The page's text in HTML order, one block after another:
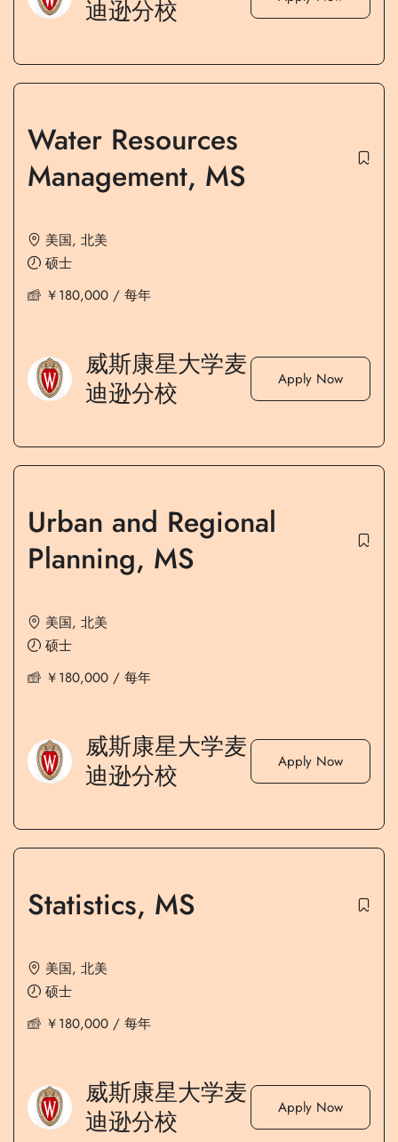
迪逊分校
Water Resources
Management, MS
美国, 北美
硕士
￥180,000 / 每年
威斯康星大学麦
迪逊分校
Apply Now
Urban and Regional
Planning, MS
美国, 北美
硕士
￥180,000 / 每年
威斯康星大学麦
迪逊分校
Apply Now
Statistics, MS
美国, 北美
硕士
￥180,000 / 每年
威斯康星大学麦
迪逊分校
Apply Now